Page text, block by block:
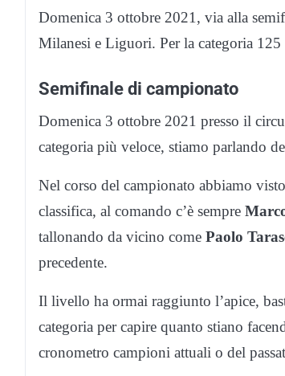
Domenica 3 ottobre 2021, via alla
Milanesi e Liguori. Per la categoria
Semifinale di campionato
Domenica 3 ottobre 2021 presso il
categoria più veloce, stiamo parlando
Nel corso del campionato abbiamo
classifica, al comando c’è sempre
tallonando da vicino come Paolo
precedente.
Il livello ha ormai raggiunto l’apice,
categoria per capire quanto stiano
cronometro campioni attuali o del